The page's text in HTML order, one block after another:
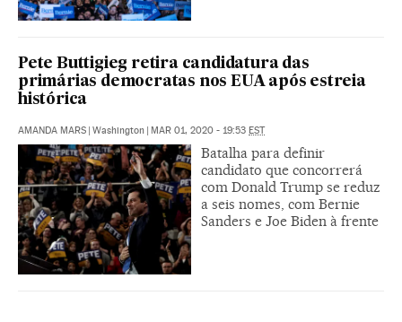
Pete Buttigieg retira candidatura das
primárias democratas nos EUA após estreia
histórica
AMANDA MARS | Washington | MAR 01, 2020 - 19:53 EST
Batalha para definir
candidato que concorrerá
com Donald Trump se reduz
a seis nomes, com Bernie
Sanders e Joe Biden à frente